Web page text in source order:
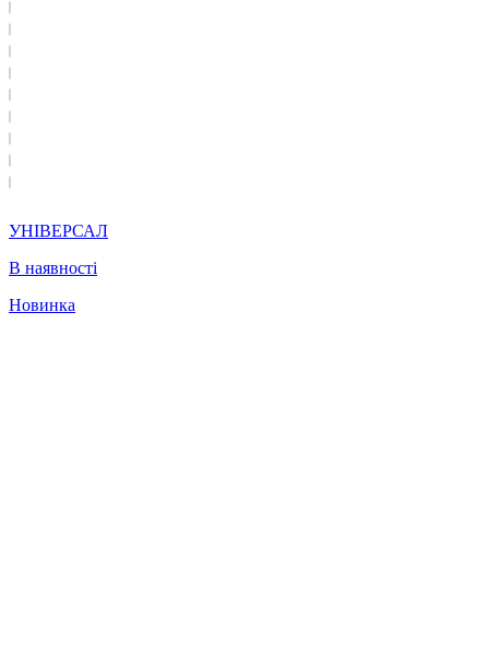
УНІВЕРСАЛ
В наявності
Новинка